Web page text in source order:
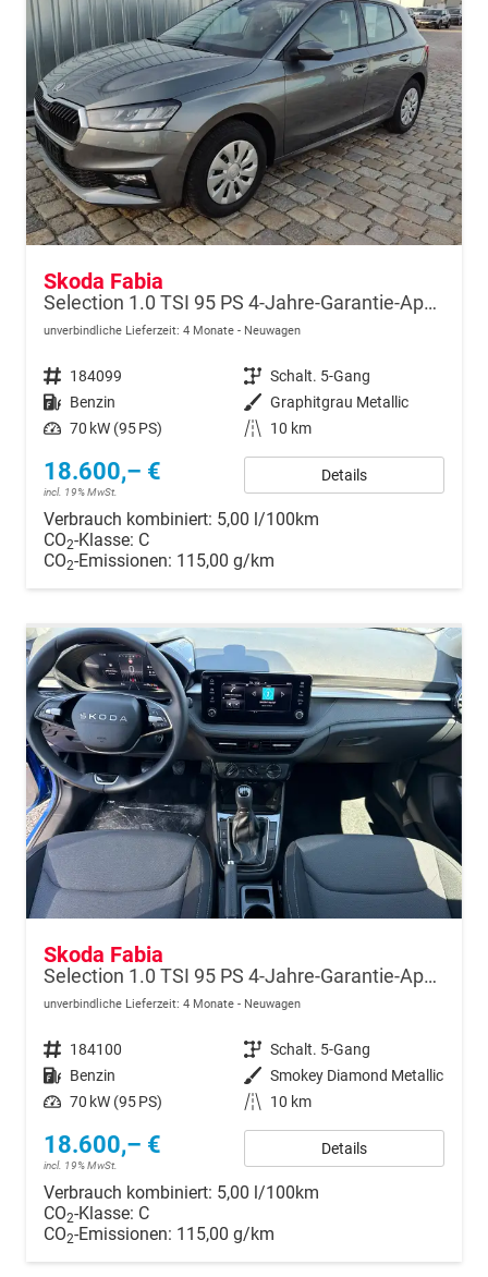
Skoda Fabia
Selection 1.0 TSI 95 PS 4-Jahre-Garantie-AppleCarPlay-AndroidAuto-LED-PDC-Sitzheizung-DAB-Klima
unverbindliche Lieferzeit: 4 Monate Neuwagen
Fahrzeugnr. 184099 Getriebe Schalt. 5-Gang
Kraftstoff Benzin Außenfarbe Graphitgrau Metallic
Leistung 70 kW (95 PS) Kilometerstand 10 km
18.600,– €
incl. 19% MwSt.
Details
Verbrauch kombiniert: 5,00 l/100km
CO2-Klasse: C
CO2-Emissionen: 115,00 g/km
Skoda Fabia
Selection 1.0 TSI 95 PS 4-Jahre-Garantie-AppleCarPlay-AndroidAuto-LED-PDC-Sitzheizung-DAB-Klima
unverbindliche Lieferzeit: 4 Monate Neuwagen
Fahrzeugnr. 184100 Getriebe Schalt. 5-Gang
Kraftstoff Benzin Außenfarbe Smokey Diamond Metallic
Leistung 70 kW (95 PS) Kilometerstand 10 km
18.600,– €
incl. 19% MwSt.
Details
Verbrauch kombiniert: 5,00 l/100km
CO2-Klasse: C
CO2-Emissionen: 115,00 g/km